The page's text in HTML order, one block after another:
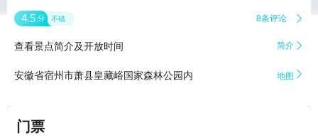
4.5 分 不错 8条评论 
查看景点简介及开放时间 简介 
安徽省宿州市萧县皇藏峪国家森林公园内 地图 
门票